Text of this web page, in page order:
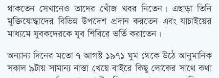
থাকতেন সেখানেও তাদের খোঁজ খবর নিতেন। এছাড়া তিনি
মুক্তিযোদ্ধাদের বিভিন্ন উপদেশ প্রদান করতেন এবং যাচাইয়ের
মাধ্যমে যুবকদেরকে যুব শিবিরে ভর্তি করাতেন।
অন্যান্য দিনের মতো ৭ আগস্ট ১৯৭১ ঘুম থেকে উঠে আনুমানিক
সকাল ৯টায় সামান্য নাস্তা খেয়ে বাইরে কিছু লোকের সাথে কথা